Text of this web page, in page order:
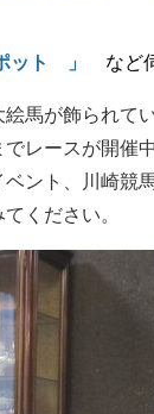
ット 」
など
馬が飾られて
レースが開催
ント、川崎競
ください。